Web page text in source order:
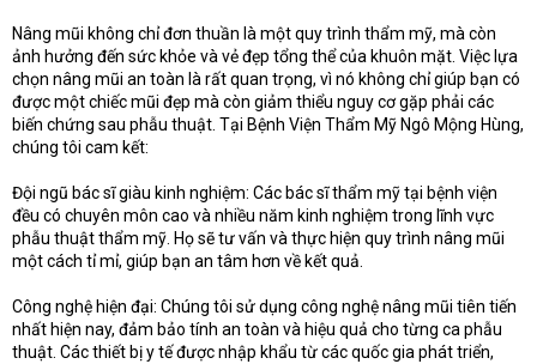
Nâng mũi không chỉ đơn thuần là một quy trình thẩm mỹ, mà còn
ảnh hưởng đến sức khỏe và vẻ đẹp tổng thể của khuôn mặt. Việc lựa
chọn nâng mũi an toàn là rất quan trọng, vì nó không chỉ giúp bạn có
được một chiếc mũi đẹp mà còn giảm thiểu nguy cơ gặp phải các
biến chứng sau phẫu thuật. Tại Bệnh Viện Thẩm Mỹ Ngô Mộng Hùng,
chúng tôi cam kết:
Đội ngũ bác sĩ giàu kinh nghiệm: Các bác sĩ thẩm mỹ tại bệnh viện
đều có chuyên môn cao và nhiều năm kinh nghiệm trong lĩnh vực
phẫu thuật thẩm mỹ. Họ sẽ tư vấn và thực hiện quy trình nâng mũi
một cách tỉ mỉ, giúp bạn an tâm hơn về kết quả.
Công nghệ hiện đại: Chúng tôi sử dụng công nghệ nâng mũi tiên tiến
nhất hiện nay, đảm bảo tính an toàn và hiệu quả cho từng ca phẫu
thuật. Các thiết bị y tế được nhập khẩu từ các quốc gia phát triển,